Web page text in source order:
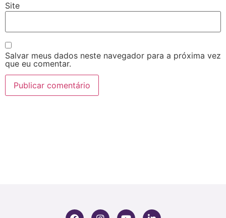
Site
Salvar meus dados neste navegador para a próxima vez
que eu comentar.